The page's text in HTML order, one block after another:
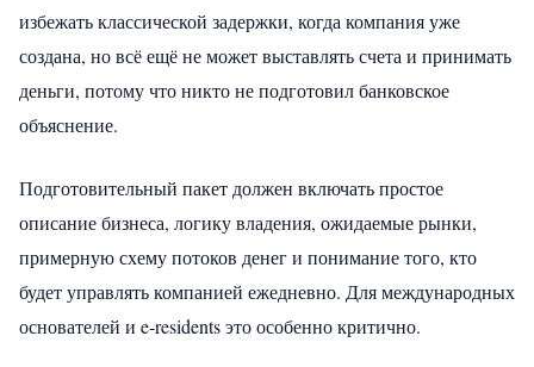
избежать классической задержки, когда компания уже
создана, но всё ещё не может выставлять счета и принимать
деньги, потому что никто не подготовил банковское
объяснение.
Подготовительный пакет должен включать простое
описание бизнеса, логику владения, ожидаемые рынки,
примерную схему потоков денег и понимание того, кто
будет управлять компанией ежедневно. Для международных
основателей и e-residents это особенно критично.